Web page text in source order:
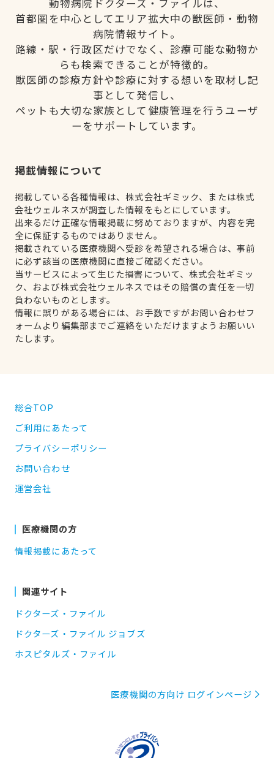
動物病院ドクターズ・ファイルは、
首都圏を中心としてエリア拡大中の獣医師・動物
病院情報サイト。
路線・駅・行政区だけでなく、診療可能な動物か
らも検索できることが特徴的。
獣医師の診療方針や診療に対する想いを取材し記
事として発信し、
ペットも大切な家族として健康管理を行うユーザ
ーをサポートしています。
掲載情報について
掲載している各種情報は、株式会社ギミック、または株式
会社ウェルネスが調査した情報をもとにしています。
出来るだけ正確な情報掲載に努めておりますが、内容を完
全に保証するものではありません。
掲載されている医療機関へ受診を希望される場合は、事前
に必ず該当の医療機関に直接ご確認ください。
当サービスによって生じた損害について、株式会社ギミッ
ク、および株式会社ウェルネスではその賠償の責任を一切
負わないものとします。
情報に誤りがある場合には、お手数ですがお問い合わせフ
ォームより編集部までご連絡をいただけますようお願いい
たします。
総合TOP
ご利用にあたって
プライバシーポリシー
お問い合わせ
運営会社
医療機関の方
情報掲載にあたって
関連サイト
ドクターズ・ファイル
ドクターズ・ファイル ジョブズ
ホスピタルズ・ファイル
医療機関の方向け ログインページ